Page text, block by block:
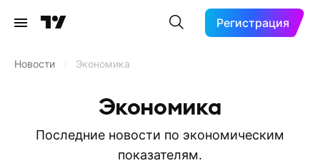
Регистрация
Новости Экономика
Экономика
Последние новости по экономическим
показателям.